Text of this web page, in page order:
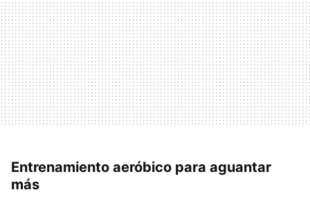
Entrenamiento aeróbico para aguantar
más